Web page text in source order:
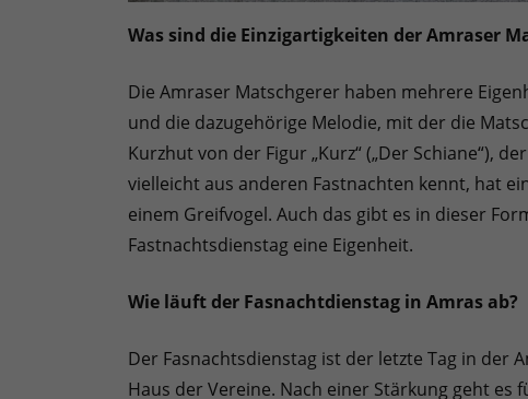
Was sind die Einzigartigkeiten der Amraser
Die Amraser Matschgerer haben mehrere
und die dazugehörige Melodie, mit der die
Kurzhut von der Figur „Kurz“ („Der Schiane“),
vielleicht aus anderen Fastnachten kennt, hat
einem Greifvogel. Auch das gibt es in dieser
Fastnachtsdienstag eine Eigenheit.
Wie läuft der Fasnachtdienstag in Amras ab?
Der Fasnachtsdienstag ist der letzte Tag in der
Haus der Vereine. Nach einer Stärkung geht es